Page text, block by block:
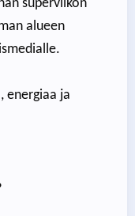
superviikon
alueen
energiaa ja